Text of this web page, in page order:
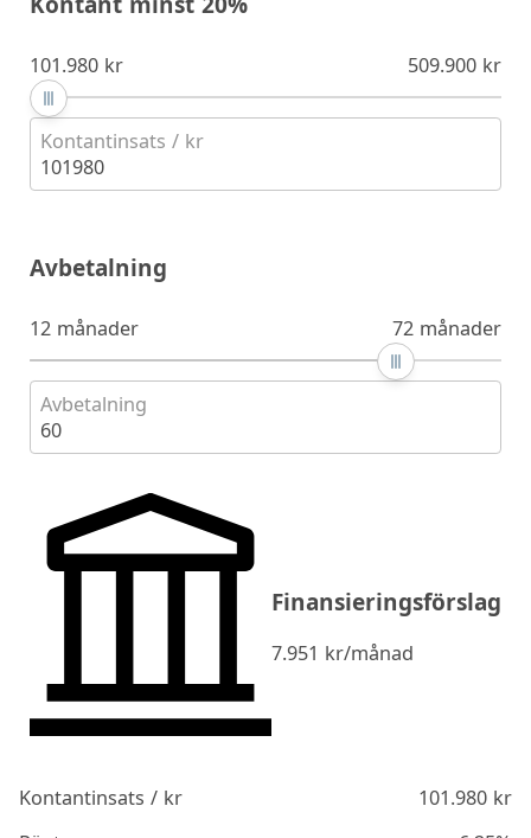
101.980 kr 509.900 kr
Kontantinsats / kr
101980
Avbetalning
12 månader 72 månader
Avbetalning
60
Finansieringsförslag
7.951 kr/månad
Kontantinsats / kr 101.980kr